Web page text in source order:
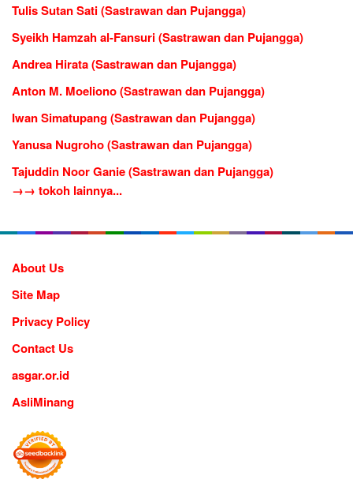
Tulis Sutan Sati (Sastrawan dan Pujangga)
Syeikh Hamzah al-Fansuri (Sastrawan dan Pujangga)
Andrea Hirata (Sastrawan dan Pujangga)
Anton M. Moeliono (Sastrawan dan Pujangga)
Iwan Simatupang (Sastrawan dan Pujangga)
Yanusa Nugroho (Sastrawan dan Pujangga)
Tajuddin Noor Ganie (Sastrawan dan Pujangga)
→→ tokoh lainnya...
About Us
Site Map
Privacy Policy
Contact Us
asgar.or.id
AsliMinang